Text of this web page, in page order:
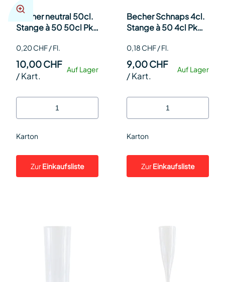
Becher neutral 50cl.
Stange à 50 50cl Pk
0,20 CHF / Fl.
Auf Lager
10,00 CHF
/Kart.
Karton
ZurEinkaufsliste
Becher Schnaps 4cl.
Stange à 50 4cl Pk
0,18 CHF / Fl.
Auf Lager
9,00 CHF
/Kart.
Karton
ZurEinkaufsliste